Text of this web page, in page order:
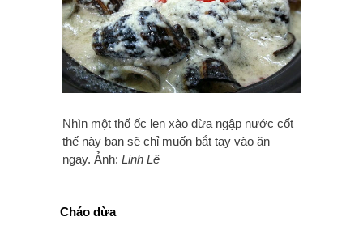
Nhìn một thố ốc len xào dừa ngập nước cốt
thế này bạn sẽ chỉ muốn bắt tay vào ăn
ngay. Ảnh: Linh Lê
Cháo dừa